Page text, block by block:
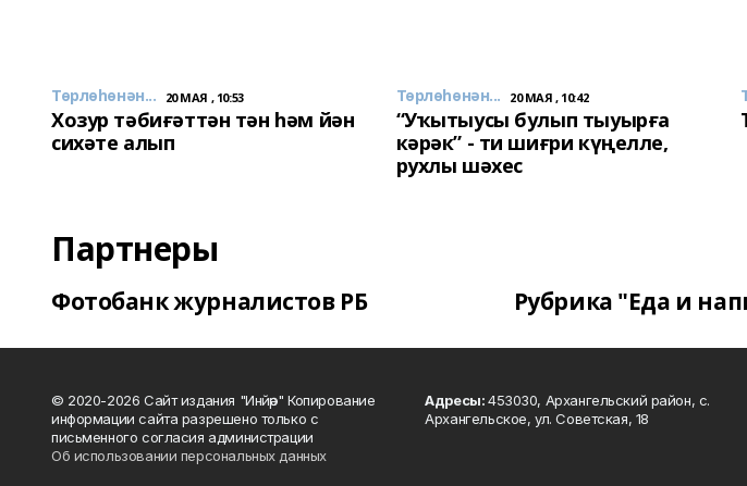
Төрлөһөнән... 20 МАЯ , 10:53
Хозур тәбиғәттән тән һәм йән
сихәте алып
Төрлөһөнән... 20 МАЯ , 10:42
“Уҡытыусы булып тыуырға
кәрәк” - ти шиғри күңелле,
рухлы шәхес
Партнеры
Фотобанк журналистов РБ Рубрика "Еда и
© 2020-2026 Сайт издания "Инйәр" Копирование
информации сайта разрешено только с
письменного согласия администрации
Об использовании персональных данных
Адресы:453030, Архангельский район, с.
Архангельское, ул. Советская, 18